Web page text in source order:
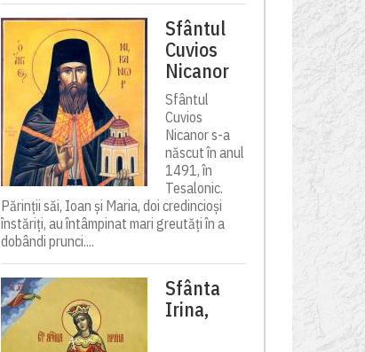
Sfântul
Cuvios
Nicanor
Sfântul
Cuvios
Nicanor s-a
născut în anul
1491, în
Tesalonic.
Părinții săi, Ioan și Maria, doi credincioși
înstăriți, au întâmpinat mari greutăți în a
dobândi prunci....
Sfânta
Irina,